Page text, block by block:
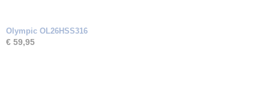
Olympic OL26HSS316
€ 59,95